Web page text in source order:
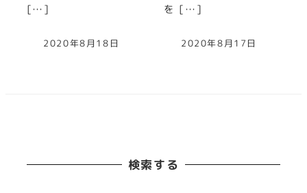
[…]
2020年8月18日
を […]
2020年8月17日
検索する